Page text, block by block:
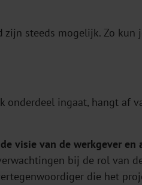
zijn steeds mogelijk. Zo kun
onderdeel ingaat, hangt af
visie van de werkgever en
bij de rol van
die het